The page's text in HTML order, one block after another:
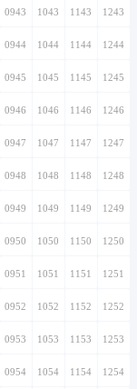
0943 1043 1143 1243
0944 1044 1144 1244
0945 1045 1145 1245
0946 1046 1146 1246
0947 1047 1147 1247
0948 1048 1148 1248
0949 1049 1149 1249
0950 1050 1150 1250
0951 1051 1151 1251
0952 1052 1152 1252
0953 1053 1153 1253
0954 1054 1154 1254